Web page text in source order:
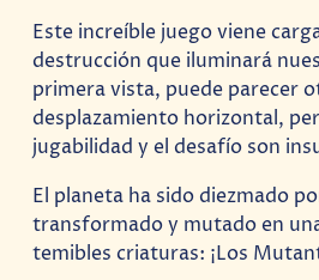
Este increíble juego viene
destrucción que iluminará
primera vista, puede parecer
desplazamiento horizontal,
jugabilidad y el desafío son
El planeta ha sido diezmado
transformado y mutado en
temibles criaturas: ¡Los